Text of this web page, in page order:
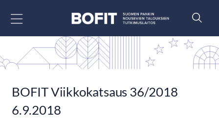
BOFIT Viikkokatsaus 36/2018
6.9.2018